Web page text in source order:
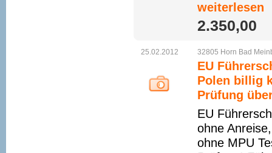
weiterlesen
2.350,00 
25.02.2012 32805 Horn Bad
EU
Polen billig
Prüfung
EU
ohne
ohne MPU